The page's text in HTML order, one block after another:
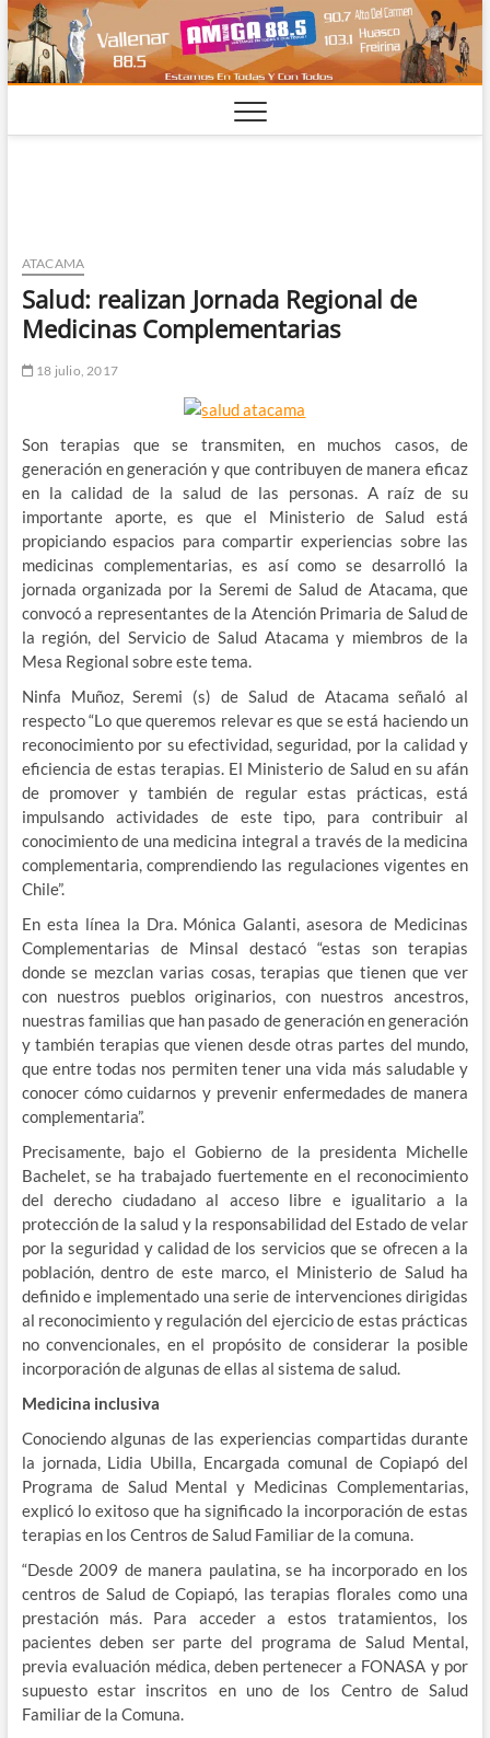
Saltar
al
contenido
ATACAMA
Salud: realizan Jornada Regional de
Medicinas Complementarias
18 julio, 2017
Son terapias que se transmiten, en muchos casos, de
generación en generación y que contribuyen de manera eficaz
en la calidad de la salud de las personas. A raíz de su
importante aporte, es que el Ministerio de Salud está
propiciando espacios para compartir experiencias sobre las
medicinas complementarias, es así como se desarrolló la
jornada organizada por la Seremi de Salud de Atacama, que
convocó a representantes de la Atención Primaria de Salud de
la región, del Servicio de Salud Atacama y miembros de la
Mesa Regional sobre este tema.
Ninfa Muñoz, Seremi (s) de Salud de Atacama señaló al
respecto “Lo que queremos relevar es que se está haciendo un
reconocimiento por su efectividad, seguridad, por la calidad y
eficiencia de estas terapias. El Ministerio de Salud en su afán
de promover y también de regular estas prácticas, está
impulsando actividades de este tipo, para contribuir al
conocimiento de una medicina integral a través de la medicina
complementaria, comprendiendo las regulaciones vigentes en
Chile”.
En esta línea la Dra. Mónica Galanti, asesora de Medicinas
Complementarias de Minsal destacó “estas son terapias
donde se mezclan varias cosas, terapias que tienen que ver
con nuestros pueblos originarios, con nuestros ancestros,
nuestras familias que han pasado de generación en generación
y también terapias que vienen desde otras partes del mundo,
que entre todas nos permiten tener una vida más saludable y
conocer cómo cuidarnos y prevenir enfermedades de manera
complementaria”.
Precisamente, bajo el Gobierno de la presidenta Michelle
Bachelet, se ha trabajado fuertemente en el reconocimiento
del derecho ciudadano al acceso libre e igualitario a la
protección de la salud y la responsabilidad del Estado de velar
por la seguridad y calidad de los servicios que se ofrecen a la
población, dentro de este marco, el Ministerio de Salud ha
definido e implementado una serie de intervenciones dirigidas
al reconocimiento y regulación del ejercicio de estas prácticas
no convencionales, en el propósito de considerar la posible
incorporación de algunas de ellas al sistema de salud.
Medicina inclusiva
Conociendo algunas de las experiencias compartidas durante
la jornada, Lidia Ubilla, Encargada comunal de Copiapó del
Programa de Salud Mental y Medicinas Complementarias,
explicó lo exitoso que ha significado la incorporación de estas
terapias en los Centros de Salud Familiar de la comuna.
“Desde 2009 de manera paulatina, se ha incorporado en los
centros de Salud de Copiapó, las terapias florales como una
prestación más. Para acceder a estos tratamientos, los
pacientes deben ser parte del programa de Salud Mental,
previa evaluación médica, deben pertenecer a FONASA y por
supuesto estar inscritos en uno de los Centro de Salud
Familiar de la Comuna.